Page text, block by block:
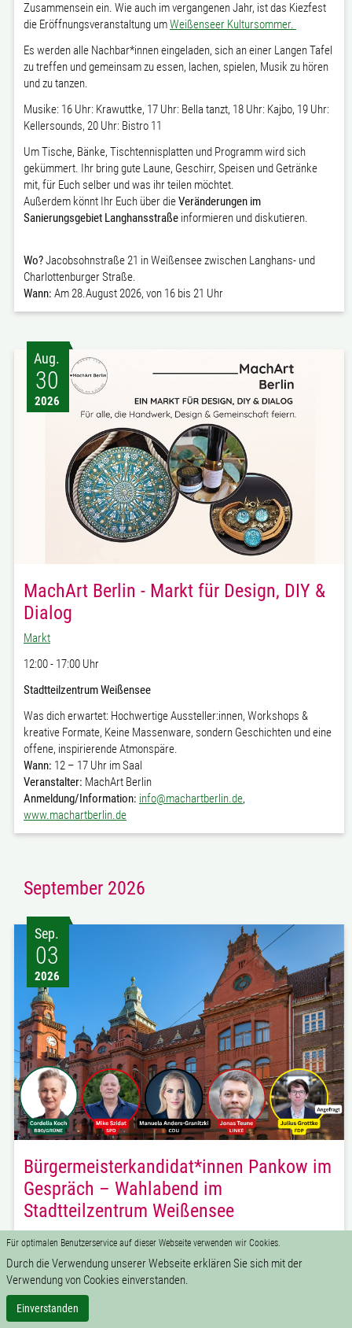
Für optimalen Benutzerservice auf dieser Webseite verwenden wir Cookies.
Durch die Verwendung unserer Webseite erklären Sie sich mit der
Verwendung von Cookies einverstanden.
Einverstanden
Zusammensein ein. Wie auch im vergangenen Jahr, ist das Kiezfest
die Eröffnungsveranstaltung umWeißenseer Kultursommer.
Es werden alle Nachbar*innen eingeladen, sich an einer Langen Tafel
zu treffen und gemeinsam zu essen, lachen, spielen, Musik zu hören
und zu tanzen.
Musike: 16 Uhr: Krawuttke, 17 Uhr: Bella tanzt, 18 Uhr: Kajbo, 19 Uhr:
Kellersounds, 20 Uhr: Bistro 11
Um Tische, Bänke, Tischtennisplatten und Programm wird sich
gekümmert. Ihr bring gute Laune, Geschirr, Speisen und Getränke
mit, für Euch selber und was ihr teilen möchtet.
Außerdem könnt Ihr Euch über dieVeränderungen im
Sanierungsgebiet Langhansstraße informieren und diskutieren.
Wo?Jacobsohnstraße 21 in Weißensee zwischen Langhans- und
Charlottenburger Straße.
Wann: Am 28.August 2026, von 16 bis 21 Uhr
Aug.
30
2026
MachArt Berlin - Markt für Design, DIY &
Dialog
Markt
12:00 - 17:00 Uhr
Stadtteilzentrum Weißensee
Was dich erwartet: Hochwertige Aussteller:innen, Workshops &
kreative Formate, Keine Massenware, sondern Geschichten und eine
offene, inspirierende Atmonspäre.
Wann: 12 – 17 Uhr im Saal
Veranstalter: MachArt Berlin
Anmeldung/Information: info@machartberlin.de,
www.machartberlin.de
September 2026
Sep.
03
2026
Bürgermeisterkandidat*innen Pankow im
Gespräch – Wahlabend im
Stadtteilzentrum Weißensee
18:00 - 21:00 Uhr
Stadtteilzentrum Weißensee
Am 20. September 2026 wird in Berlin gewählt: